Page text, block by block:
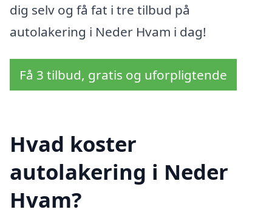
dig selv og få fat i tre tilbud på
autolakering i Neder Hvam i dag!
Få 3 tilbud, gratis og uforpligtende
Hvad koster
autolakering i Neder
Hvam?